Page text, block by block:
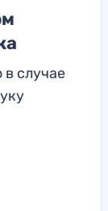
в случае